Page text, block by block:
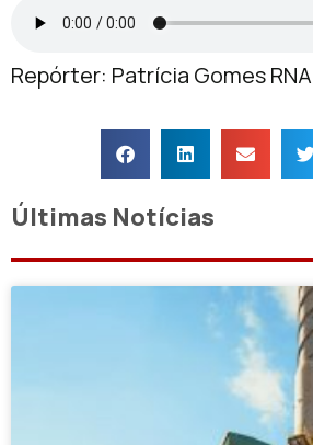
Repórter: Patrícia Gomes
Últimas Notícias